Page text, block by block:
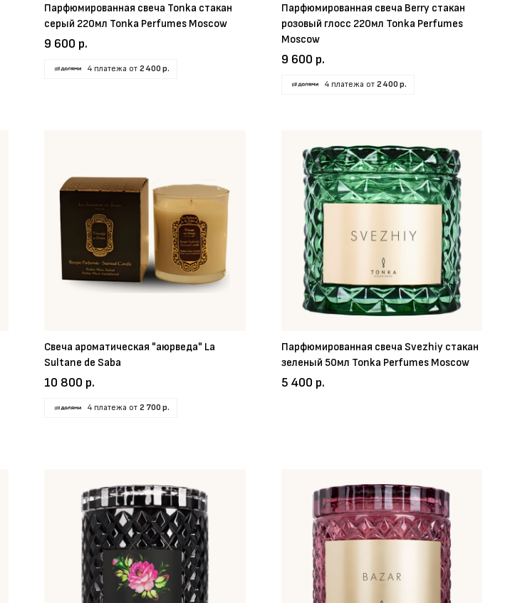
Парфюмированная свеча Tonka стакан
серый 220мл Tonka Perfumes Moscow
9 600 р.
4 платежа от 2 400 р.
Парфюмированная свеча Berry стакан
розовый глосс 220мл Tonka Perfumes
Moscow
9 600 р.
4 платежа от 2 400 р.
Свеча ароматическая "аюрведа" La
Sultane de Saba
10 800 р.
4 платежа от 2 700 р.
Парфюмированная свеча Svezhiy стакан
зеленый 50мл Tonka Perfumes Moscow
5 400 р.